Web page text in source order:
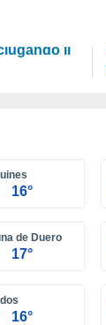
il
16°
de Duero
17°
16°